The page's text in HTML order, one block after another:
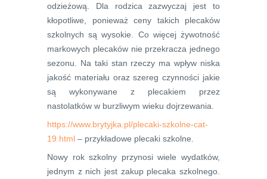
odzieżową. Dla rodzica zazwyczaj jest to
kłopotliwe, ponieważ ceny takich plecaków
szkolnych są wysokie. Co więcej żywotność
markowych plecaków nie przekracza jednego
sezonu. Na taki stan rzeczy ma wpływ niska
jakość materiału oraz szereg czynności jakie
są wykonywane z plecakiem przez
nastolatków w burzliwym wieku dojrzewania.
https://www.brytyjka.pl/plecaki-szkolne-cat-
19.html – przykładowe plecaki szkolne.
Nowy rok szkolny przynosi wiele wydatków,
jednym z nich jest zakup plecaka szkolnego.